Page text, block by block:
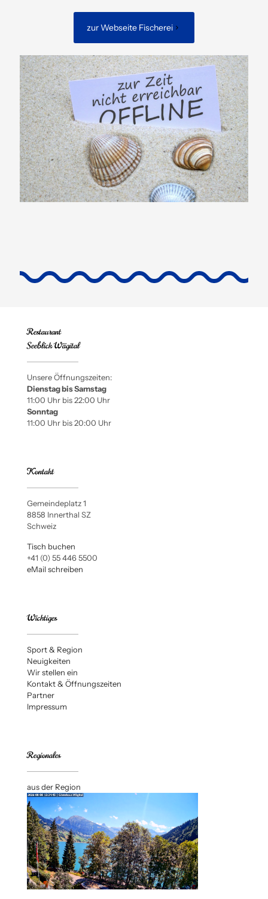
zur Webseite Fischerei
Restaurant
Seeblick Wägital
Unsere Öffnungszeiten:
Dienstag bis Samstag
11:00 Uhr bis 22:00 Uhr
Sonntag
11:00 Uhr bis 20:00 Uhr
Kontakt
Gemeindeplatz 1
8858 Innerthal SZ
Schweiz
Tisch buchen
+41 (0) 55 446 5500
eMail schreiben
Wichtiges
Sport & Region
Neuigkeiten
Wir stellen ein
Kontakt & Öffnungszeiten
Partner
Impressum
Regionales
aus der Region